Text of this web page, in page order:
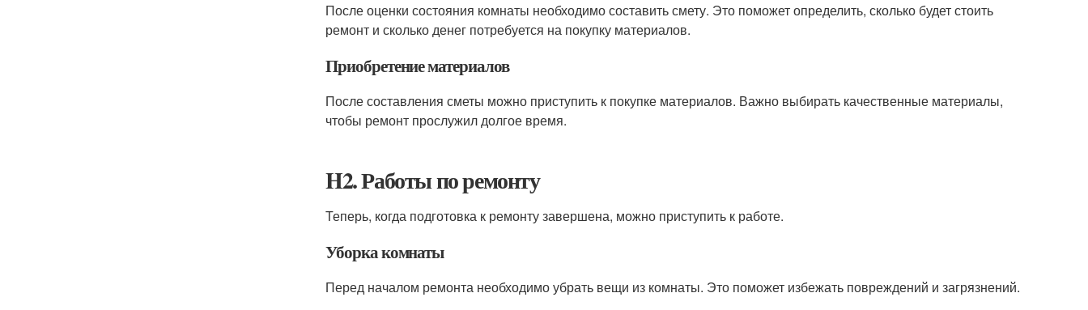
После оценки состояния комнаты необходимо составить смету. Это поможет определить, сколько будет стоить
ремонт и сколько денег потребуется на покупку материалов.
Приобретение материалов
После составления сметы можно приступить к покупке материалов. Важно выбирать качественные материалы,
чтобы ремонт прослужил долгое время.
H2. Работы по ремонту
Теперь, когда подготовка к ремонту завершена, можно приступить к работе.
Уборка комнаты
Перед началом ремонта необходимо убрать вещи из комнаты. Это поможет избежать повреждений и загрязнений.